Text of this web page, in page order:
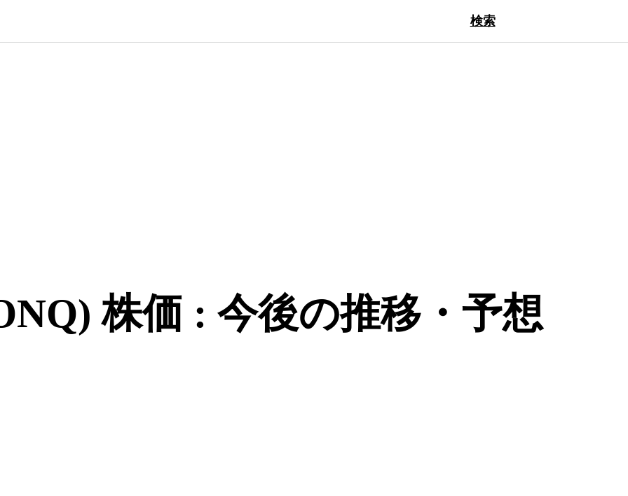
検索
株価 : 今後の推移・予想